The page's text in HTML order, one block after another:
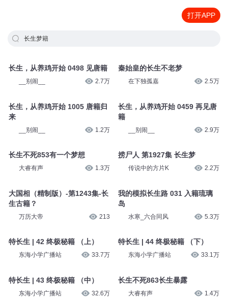
打开APP
长生梦籍
长生，从养鸡开始 0498 见唐籍
__别闹__ 2.7万
长生，从养鸡开始 1005 唐籍归
来
__别闹__ 1.2万
长生不死853有一个梦想
大睿有声 1.3万
大国相（精制版）-第1243集-长
生古籍？
万历大帝 213
特长生 | 42 终极秘籍 （上）
东海小学广播站 33.7万
特长生 | 43 终极秘籍 （中）
东海小学广播站 32.6万
秦始皇的长生不老梦
在下独孤嘉 2.5万
长生，从养鸡开始 0459 再见唐
籍
__别闹__ 2.9万
捞尸人 第1927集 长生梦
传说中的方片K 2.2万
我的模拟长生路 031 入籍琉璃
岛
水寒_六合同风 5.3万
特长生 | 44 终极秘籍 （下）
东海小学广播站 33.1万
长生不死863长生暴露
大睿有声 1.4万